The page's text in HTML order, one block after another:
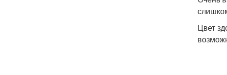
Цвет